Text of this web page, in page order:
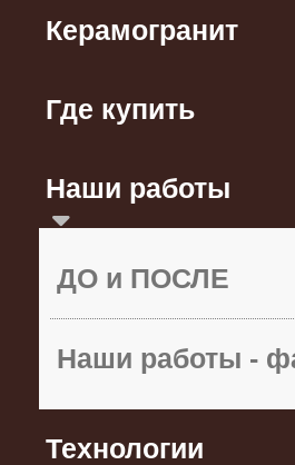
Керамогранит
Где купить
Наши работы
ДО и ПОСЛЕ
Наши работы -
Технологии